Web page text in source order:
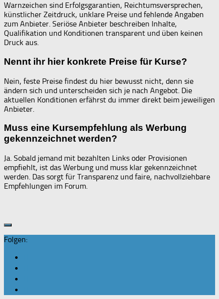
Warnzeichen sind Erfolgsgarantien, Reichtumsversprechen,
künstlicher Zeitdruck, unklare Preise und fehlende Angaben
zum Anbieter. Seriöse Anbieter beschreiben Inhalte,
Qualifikation und Konditionen transparent und üben keinen
Druck aus.
Nennt ihr hier konkrete Preise für Kurse?
Nein, feste Preise findest du hier bewusst nicht, denn sie
ändern sich und unterscheiden sich je nach Angebot. Die
aktuellen Konditionen erfährst du immer direkt beim jeweiligen
Anbieter.
Muss eine Kursempfehlung als Werbung
gekennzeichnet werden?
Ja. Sobald jemand mit bezahlten Links oder Provisionen
empfiehlt, ist das Werbung und muss klar gekennzeichnet
werden. Das sorgt für Transparenz und faire, nachvollziehbare
Empfehlungen im Forum.
Folgen: